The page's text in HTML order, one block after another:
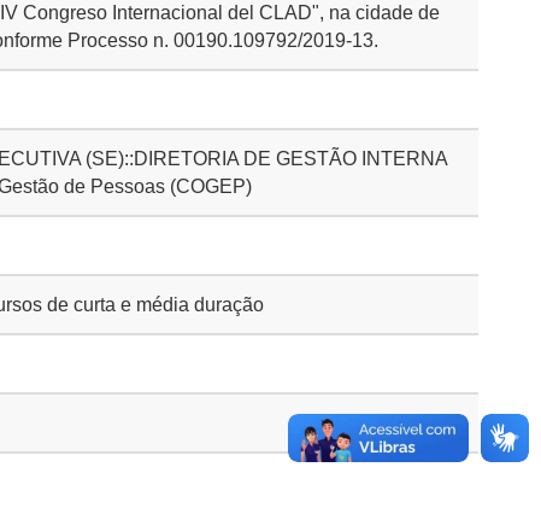
Congreso Internacional del CLAD", na cidade de
Processo n. 00190.109792/2019-13.
(SE)::DIRETORIA DE GESTÃO INTERNA
de Pessoas (COGEP)
de curta e média duração